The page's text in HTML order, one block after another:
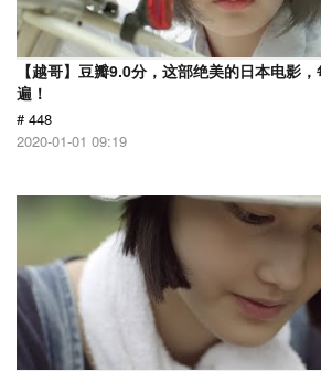
【越哥】豆瓣9.0分，这部绝美的日本电影
遍！
# 448
2020-01-01 09:19